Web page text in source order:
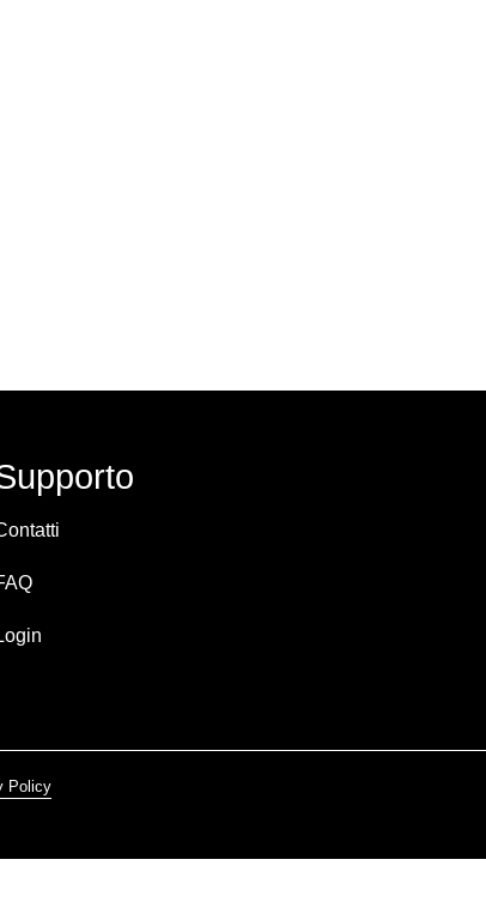
Policy